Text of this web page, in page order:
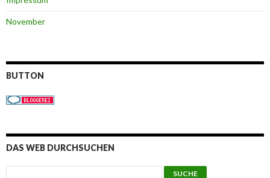
November
BUTTON
DAS WEB DURCHSUCHEN